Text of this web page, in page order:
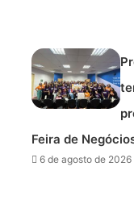
Feira de
6 de agosto de